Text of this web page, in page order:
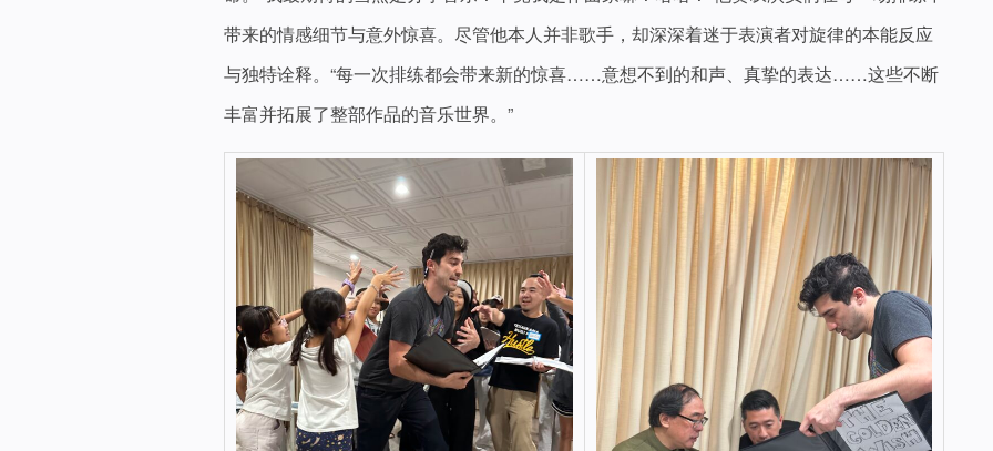
带来的情感细节与意外惊喜。尽管他本人并非歌手，却深深着迷于表演者对旋律的本能反应
与独特诠释。“每一次排练都会带来新的惊喜……意想不到的和声、真挚的表达……这些不断
丰富并拓展了整部作品的音乐世界。”